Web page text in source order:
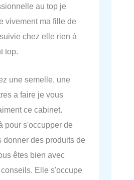
au top je
vivement ma fille de
chez elle rien à
top.
une semelle, une
a faire je vous
ce cabinet.
pour s'occupper de
donner des produits de
êtes bien avec
Elle s'occupe